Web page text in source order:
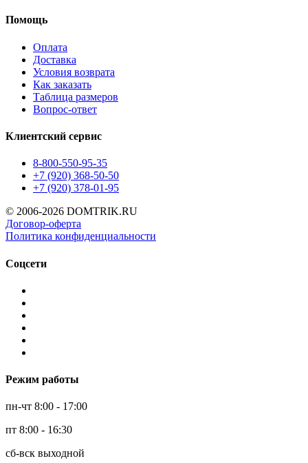
Помощь
Оплата
Доставка
Условия возврата
Как заказать
Таблица размеров
Вопрос-ответ
Клиентский сервис
8-800-550-95-35
+7 (920) 368-50-50
+7 (920) 378-01-95
© 2006-2026 DOMTRIK.RU
Договор-оферта
Политика конфиденциальности
Соцсети
Режим работы
пн-чт 8:00 - 17:00
пт 8:00 - 16:30
сб-вск выходной